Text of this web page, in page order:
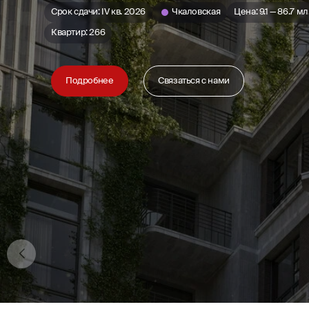
Срок сдачи: IV кв. 2026 Чкаловская Цена: 9.1 — 86.7
Квартир: 266
Подробнее Связаться с нами